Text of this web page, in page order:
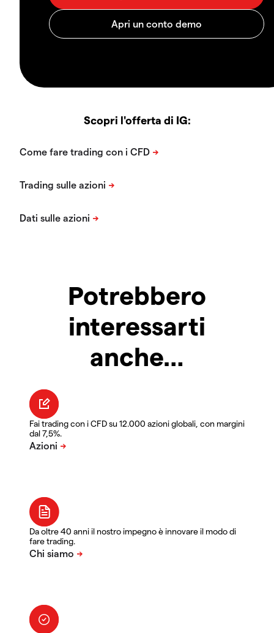
Scopri l'offerta di IG:
Potrebbero
interessarti
anche…
Fai trading con i CFD su 12.000 azioni globali, con margini
dal 7,5%.
Da oltre 40 anni il nostro impegno è innovare il modo di
fare trading.